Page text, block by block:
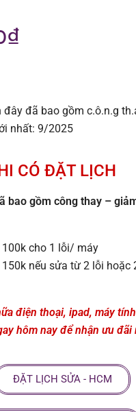
₫
đây đã bao gồm c.ô.n.g
nhất: 9/2025
CÓ ĐẶT LỊCH
bao gồm công thay –
cho 1 lỗi/ máy
nếu sửa từ 2 lỗi hoặc
điện thoại, ipad, máy
hôm nay để nhận ưu đãi
ĐẶT LỊCH SỬA - HCM